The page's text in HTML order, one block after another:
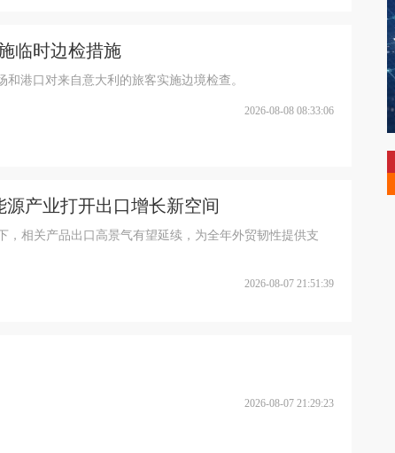
临时边检措施
港口对来自意大利的旅客实施边境检查。
2026-08-08 08:33:06
源产业打开出口增长新空间
相关产品出口高景气有望延续，为全年外贸韧性提供支
2026-08-07 21:51:39
2026-08-07 21:29:23